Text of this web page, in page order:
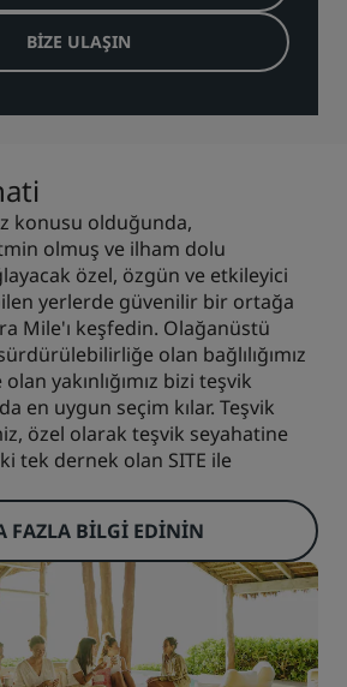
BIZE ULAŞIN
konusu olduğunda,
olmuş ve ilham dolu
özel, özgün ve etkileyici
yerlerde güvenilir bir ortağa
Mile'ı keşfedin. Olağanüstü
olan bağlılığımız
yakınlığımız bizi teşvik
en uygun seçim kılar. Teşvik
özel olarak teşvik seyahatine
tek dernek olan SITE ile
FAZLA BILGI EDININ